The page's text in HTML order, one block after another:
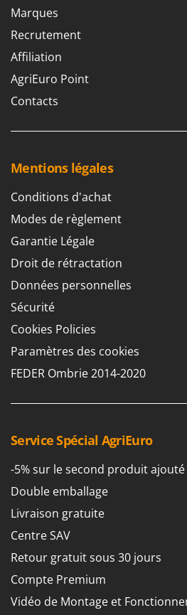
Marques
Recrutement
Affiliation
AgriEuro Point
Contacts
Mentions légales
Conditions d'achat
Modes de règlement
Garantie Légale
Droit de rétractation
Données personnelles
Sécurité
Cookies Policies
Paramètres des cookies
FEDER Ombrie 2014-2020
Service Spécial AgriEuro
-5% sur le second produit
Double emballage
Livraison gratuite
Centre SAV
Retour gratuit sous 30 jours
Compte Premium
Vidéo de Montage et